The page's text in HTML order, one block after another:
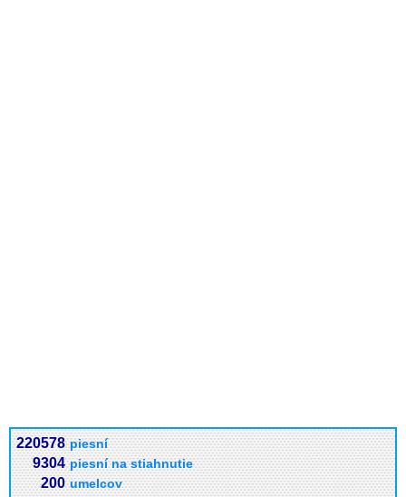
220578 piesní
9304 piesní na stiahnutie
200 umelcov